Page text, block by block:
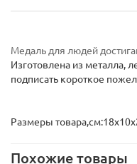
Медаль для людей
Изготовлена из металла,
подписать короткое
Размеры
Похожие товары